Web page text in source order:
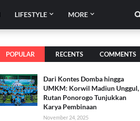
LIFESTYLE MORE
POPULAR RECENTS COMMENTS
Dari Kontes Domba hingga
UMKM: Korwil Madiun Unggul,
Rutan Ponorogo Tunjukkan
Karya Pembinaan
November 24, 2025